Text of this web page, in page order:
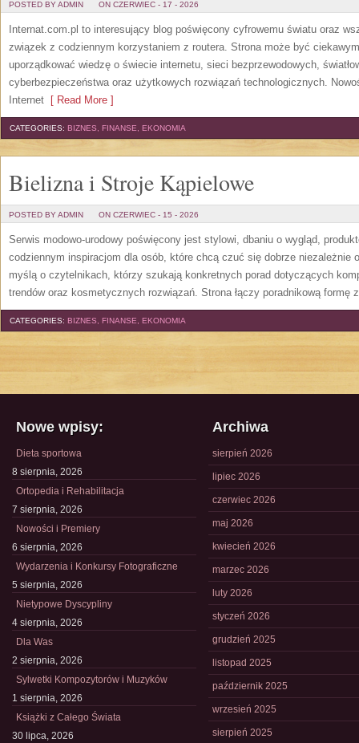
POSTED BY ADMIN ON CZERWIEC - 17 - 2026
Internat.com.pl to interesujący blog poświęcony cyfrowemu światu oraz
związek z codziennym korzystaniem z routera. Strona może być
uporządkować wiedzę o świecie internetu, sieci bezprzewodowych,
cyberbezpieczeństwa oraz użytkowych rozwiązań technologicznych.
Internet [ Read More ]
CATEGORIES: BIZNES, FINANSE, EKONOMIA
Bielizna i Stroje Kąpielowe
POSTED BY ADMIN ON CZERWIEC - 15 - 2026
Serwis modowo-urodowy poświęcony jest stylowi, dbaniu o wygląd,
codziennym inspiracjom dla osób, które chcą czuć się dobrze niezależnie
myślą o czytelnikach, którzy szukają konkretnych porad dotyczących
trendów oraz kosmetycznych rozwiązań. Strona łączy poradnikową formę z
CATEGORIES: BIZNES, FINANSE, EKONOMIA
Nowe wpisy:
Dieta sportowa
8 sierpnia, 2026
Ortopedia i Rehabilitacja
7 sierpnia, 2026
Nowości i Premiery
6 sierpnia, 2026
Wydarzenia i Konkursy Fotograficzne
5 sierpnia, 2026
Nietypowe Dyscypliny
4 sierpnia, 2026
Dla Was
2 sierpnia, 2026
Sylwetki Kompozytorów i Muzyków
1 sierpnia, 2026
Książki z Całego Świata
30 lipca, 2026
Archiwa
sierpień 2026
lipiec 2026
czerwiec 2026
maj 2026
kwiecień 2026
marzec 2026
luty 2026
styczeń 2026
grudzień 2025
listopad 2025
październik 2025
wrzesień 2025
sierpień 2025